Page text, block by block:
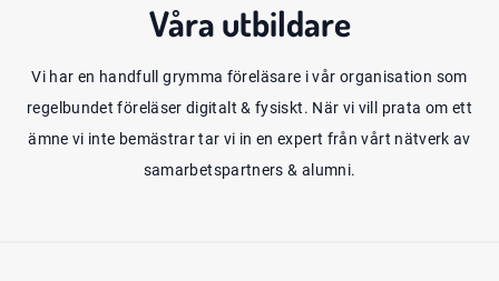
Våra utbildare
Vi har en handfull grymma föreläsare i vår organisation som
regelbundet föreläser digitalt & fysiskt. När vi vill prata om ett
ämne vi inte bemästrar tar vi in en expert från vårt nätverk av
samarbetspartners & alumni.